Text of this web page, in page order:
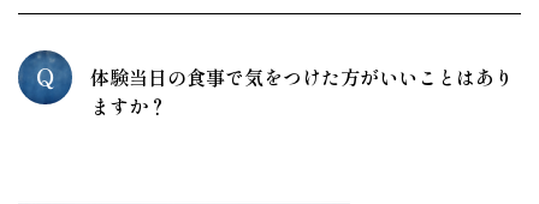
Q
体験当日の食事で気をつけた方がいいことはあり
ますか？